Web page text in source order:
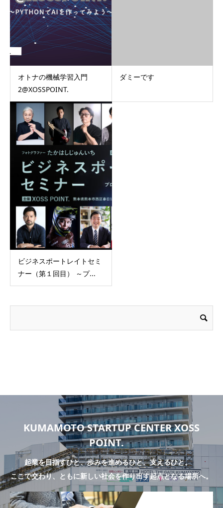
オトナの機械学習入門
2@XOSSPOINT.
ダミーです
ビジネスポートレイトセミ
ナー（第１回目） ～プ...
KUMAMOTO STARTUP CENTER XOSS
POINT.
起業を目指すひと、歩みを進めるひと、支えるひと。
ここで交わり、ともに新しい社会を作り出す起点となる場所へ。